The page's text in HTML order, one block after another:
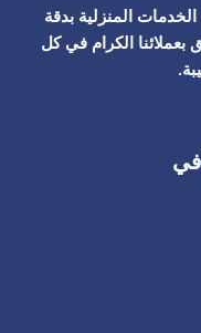
المنزلية بدقة
بعملائنا الكرام في كل